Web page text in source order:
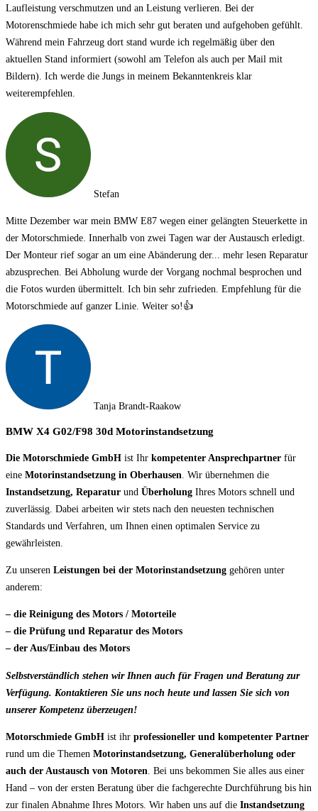
Laufleistung verschmutzen und an Leistung verlieren. Bei der
Motorenschmiede habe ich mich sehr gut beraten und aufgehoben gefühlt.
Während mein Fahrzeug dort stand wurde ich regelmäßig über den
aktuellen Stand informiert (sowohl am Telefon als auch per Mail mit
Bildern). Ich werde die Jungs in meinem Bekanntenkreis klar
weiterempfehlen.
Stefan
Mitte Dezember war mein BMW E87 wegen einer gelängten Steuerkette in
der Motorschmiede. Innerhalb von zwei Tagen war der Austausch erledigt.
Der Monteur rief sogar an um eine Abänderung der... mehr lesen Reparatur
abzusprechen. Bei Abholung wurde der Vorgang nochmal besprochen und
die Fotos wurden übermittelt. Ich bin sehr zufrieden. Empfehlung für die
Motorschmiede auf ganzer Linie. Weiter so!👍
Tanja Brandt-Raakow
BMW X4 G02/F98 30d Motorinstandsetzung
Die Motorschmiede GmbH ist Ihr kompetenter Ansprechpartner für
eine Motorinstandsetzung in Oberhausen . Wir übernehmen die
Instandsetzung, Reparatur und Überholung Ihres Motors schnell und
zuverlässig. Dabei arbeiten wir stets nach den neuesten technischen
Standards und Verfahren, um Ihnen einen optimalen Service zu
gewährleisten.
Zu unseren Leistungen bei der Motorinstandsetzung gehören unter
anderem:
– die Reinigung des Motors / Motorteile
– die Prüfung und Reparatur des Motors
– der Aus/Einbau des Motors
Selbstverständlich stehen wir Ihnen auch für Fragen und Beratung zur
Verfügung. Kontaktieren Sie uns noch heute und lassen Sie sich von
unserer Kompetenz überzeugen!
Motorschmiede GmbH ist ihr professioneller und kompetenter Partner
rund um die Themen Motorinstandsetzung, Generalüberholung oder
auch der Austausch von Motoren . Bei uns bekommen Sie alles aus einer
Hand – von der ersten Beratung über die fachgerechte Durchführung bis hin
zur finalen Abnahme Ihres Motors. Wir haben uns auf die Instandsetzung